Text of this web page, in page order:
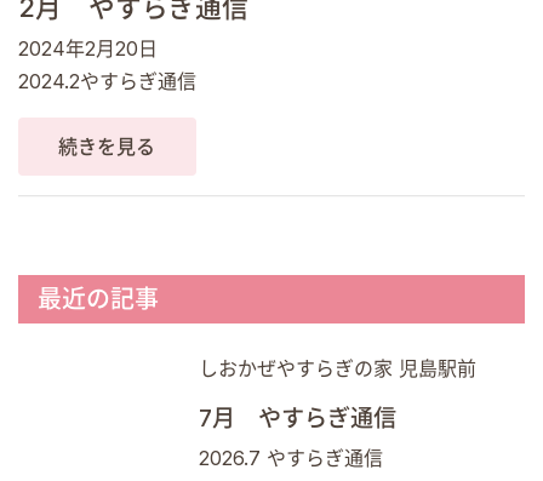
2月 やすらぎ通信
2024年2月20日
2024.2やすらぎ通信
続きを見る
最近の記事
しおかぜやすらぎの家 児島駅前
7月 やすらぎ通信
2026.7 やすらぎ通信